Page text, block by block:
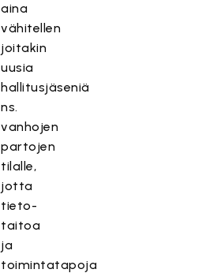
aina
vähitellen
joitakin
uusia
hallitusjäseniä
ns.
vanhojen
partojen
tilalle,
jotta
tieto-
taitoa
ja
toimintatapoja